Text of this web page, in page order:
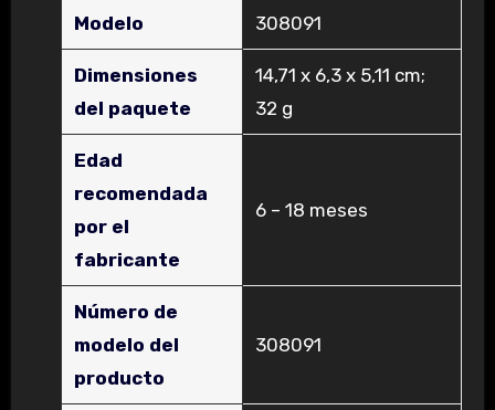
Modelo ‎308091
Dimensiones
del paquete
‎14,71 x 6,3 x 5,11 cm;
32 g
Edad
recomendada
por el
fabricante
‎6 – 18 meses
Número de
modelo del
producto
‎308091